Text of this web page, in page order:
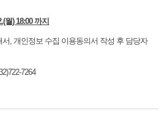
월) 18:00 까지
, 개인정보 수집 이용동의서 작성 후 담당자
7264